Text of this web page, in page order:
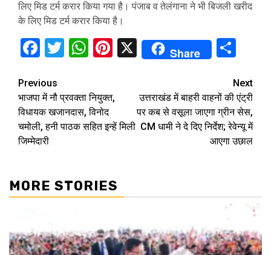
लिए मिड टर्म करार किया गया है। पंजाब व तेलंगाना ने भी बिजली खरीद
के लिए मिड टर्म करार किया है।
Facebook
Twitter
WhatsApp
Pinterest
X Share
Continue
Reading
Previous
भाजपा में नौ प्रवक्ता नियुक्त,
विधायक खजानदास, विनोद
चमोली, हनी पाठक सहित इन्हें मिली
जिम्मेदारी
Next
उत्तराखंड में बाहरी वाहनों की एंट्री
पर कब से वसूला जाएगा ग्रीन सेस,
CM धामी ने दे दिए निर्देश; रेवेन्यू में
आएगा उछाल
MORE STORIES